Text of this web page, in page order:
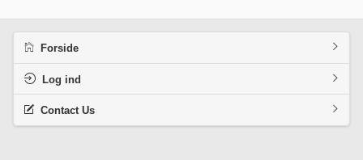
Forside
Log ind
Contact Us